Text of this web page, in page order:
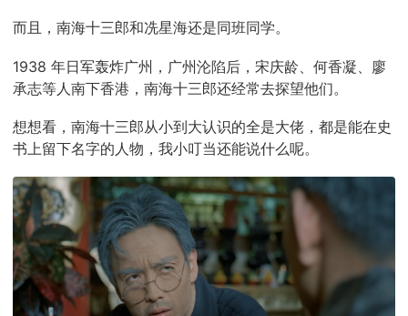
而且，南海十三郎和冼星海还是同班同学。
1938 年日军轰炸广州，广州沦陷后，宋庆龄、何香凝、廖
承志等人南下香港，南海十三郎还经常去探望他们。
想想看，南海十三郎从小到大认识的全是大佬，都是能在史
书上留下名字的人物，我小叮当还能说什么呢。